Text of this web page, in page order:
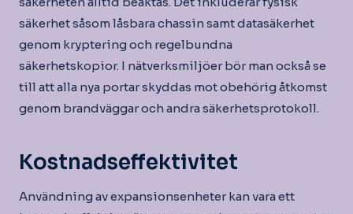
säkerhet såsom låsbara chassin samt datasäkerhet
genom kryptering och regelbundna
säkerhetskopior. I nätverksmiljöer bör man också se
till att alla nya portar skyddas mot obehörig åtkomst
genom brandväggar och andra säkerhetsprotokoll.
Kostnadseffektivitet
Användning av expansionsenheter kan vara ett